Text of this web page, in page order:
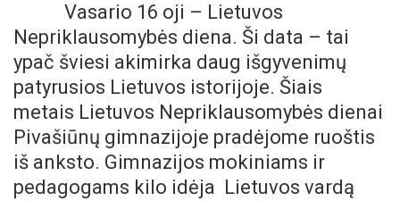
Vasario 16 oji – Lietuvos
Nepriklausomybės diena. Ši data – tai
ypač šviesi akimirka daug išgyvenimų
patyrusios Lietuvos istorijoje. Šiais
metais Lietuvos Nepriklausomybės dienai
Pivašiūnų gimnazijoje pradėjome ruoštis
iš anksto. Gimnazijos mokiniams ir
pedagogams kilo idėja Lietuvos vardą